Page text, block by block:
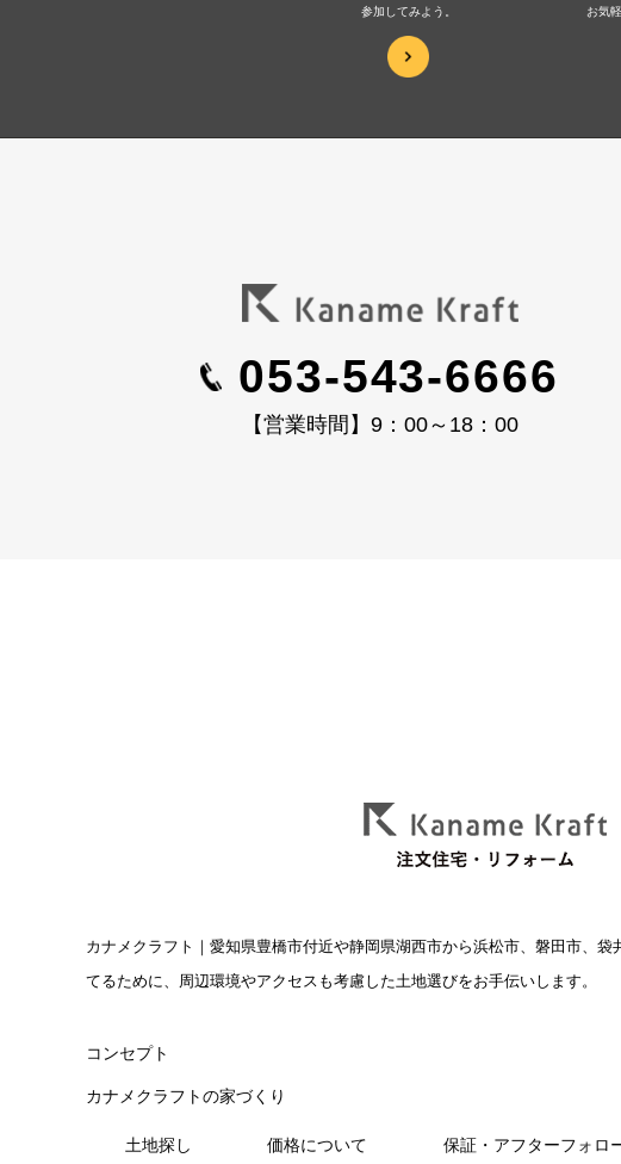
参加してみよう。
お気
053-543-6666
【営業時間】9：00～18：00
カナメクラフト ｜愛知県豊橋市付近や静岡県湖西市から浜松市、磐田市、
てるために、周辺環境やアクセスも考慮した土地選びをお手伝いします。
コンセプト
カナメクラフトの家づくり
⼟地探し 価格について 保証・アフターフォロ